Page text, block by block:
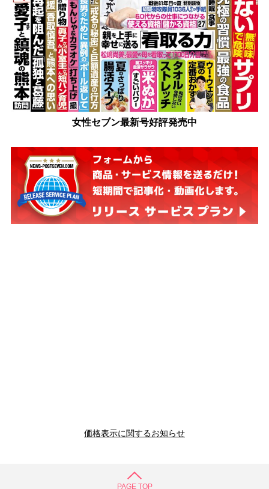
女性セブン最新号好評発売中
価格表示に関するお知らせ
PAGE TOP